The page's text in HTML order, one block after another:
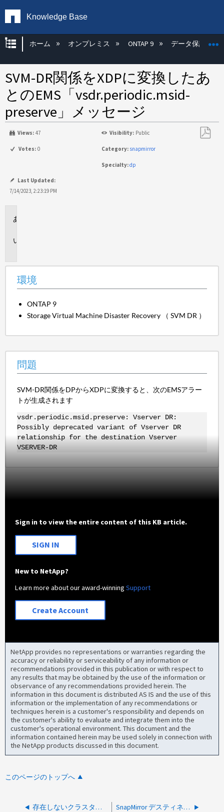
Knowledge Base
グローバル階層を展開/折りたたむ
ホーム オンプレミス ONTAP 9 データ保護
SVM-DR関係をXDPに変換したあ
とのEMS「vsdr.periodic.msid-
preserve」メッセージ
Views: 47 Visibility: Public
Votes: 0 Category: snapmirror
Specialty:dp
Last Updated:
7/14/2023, 2:23:19 PM
環境
ONTAP 9
Storage Virtual Machine Disaster Recovery （ SVM DR ）
問題
SVM-DR関係をDPからXDPに変換すると、次のEMSアラー
トが生成されます
vsdr.periodic.msid.preserve: Vserver DR:
Possibly deprecated variant of Vserver DR
relationship for the destination Vserver
VSERVER-DR
Sign in to view the entire content of this KB article.
SIGN IN
New to NetApp?
Learn more about our award-winningSupport
Create Account
NetApp provides no representations or warranties regarding the
accuracy or reliability or serviceability of any information or
recommendations provided in this publication or with respect to
any results that may be obtained by the use of the information or
observance of any recommendations provided herein. The
information in this document is distributed AS IS and the use of this
information or the implementation of any recommendations or
techniques herein is a customer's responsibility and depends on
the customer's ability to evaluate and integrate them into the
customer's operational environment. This document and the
information contained herein may be used solely in connection with
the NetApp products discussed in this document.
このページのトップへ
存在しないクラスタピアの場合はems cpeer.pm.update.warnまたはcpeer.xcm.update.warn SnapMirror デスティネーションボリュームについては、 EMS wafl.vol.runningOutOfInodes がトリガーされません